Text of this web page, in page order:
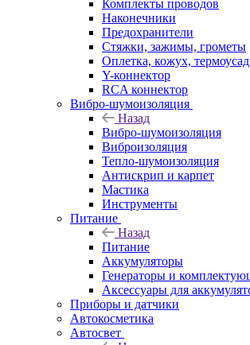
Комплекты проводов
Наконечники
Предохранители
Стяжки, зажимы, грометы
Оплетка, кожух,
Y-коннектор
RCA коннектор
Вибро-шумоизоляция
Назад
Вибро-шумоизоляция
Виброизоляция
Тепло-шумоизоляция
Антискрип и карпет
Мастика
Инструменты
Питание
Назад
Питание
Аккумуляторы
Генераторы и
Аксессуары для
Приборы и датчики
Автокосметика
Автосвет